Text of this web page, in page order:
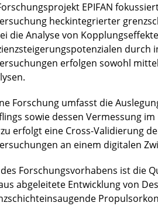
EPIFAN
heckintegrierter
die Analyse von
durch
erfolgen sowohl
Forschung umfasst die
sowie dessen Vermessung
erfolgt eine Cross-Validierung
an einem digitalen
Forschungsvorhabens ist die
abgeleitete Entwicklung von